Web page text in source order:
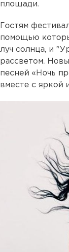
площади.
Гостям
помощью
луч солнца, и
рассветом.
песней «Ночь
вместе с яркой